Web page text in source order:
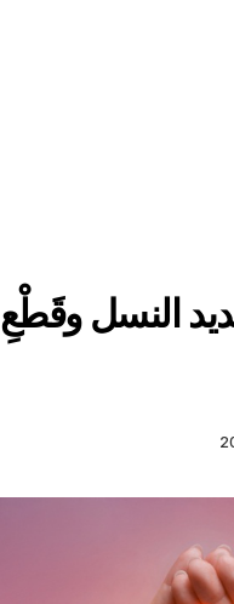
النسل وقَطْعِ